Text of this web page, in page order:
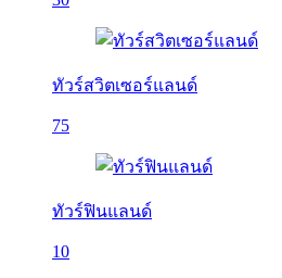
ทัวร์สวิตเซอร์แลนด์
75
ทัวร์ฟินแลนด์
10